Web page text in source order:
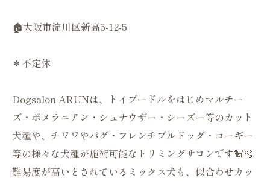
🏠大阪市淀川区新高5-12-5
＊不定休
Dogsalon ARUNは、トイプードルをはじめマルチー
ズ・ポメラニアン・シュナウザー・シーズー等のカット
犬種や、チワワやパグ・フレンチブルドッグ・コーギー
等の様々な犬種が施術可能なトリミングサロンです🐩🫧
難易度が高いとされているミックス犬も、似合わせカッ